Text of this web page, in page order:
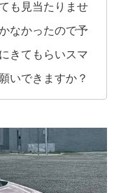
も見当たりませ
なかったので予
きてもらいスマ
いできますか？